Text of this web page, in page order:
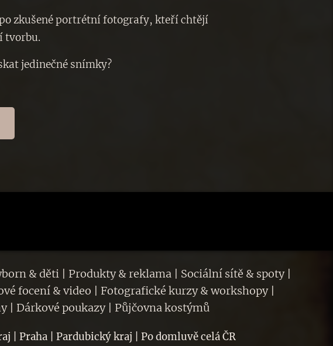
zkušené portrétní fotografy, kteří chtějí
tvorbu.
jedinečné snímky?
& děti | Produkty & reklama | Sociální sítě & spoty |
focení & video | Fotografické kurzy & workshopy |
Dárkové poukazy | Půjčovna kostýmů
| Praha | Pardubický kraj | Po domluvě celá ČR